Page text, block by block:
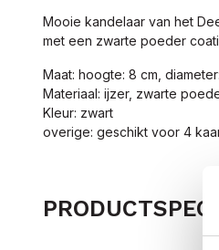
Mooie kandelaar van het
met een zwarte poeder
Maat: hoogte: 8 cm,
Materiaal: ijzer, zwarte
Kleur: zwart
overige: geschikt voor 4